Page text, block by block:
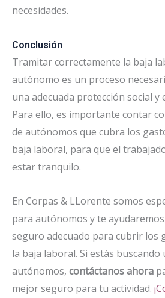
necesidades.
Conclusión
Tramitar correctamente la baja
autónomo es un proceso
una adecuada protección social y
Para ello, es importante contar
de autónomos que cubra los
baja laboral, para que el
estar tranquilo.
En Corpas & LLorente somos
para autónomos y te
seguro adecuado para cubrir los
la baja laboral. Si estás
autónomos, contáctanos ahora
mejor seguro para tu actividad.